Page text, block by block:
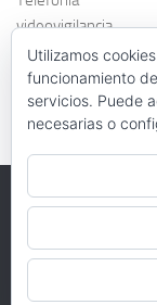
videovigilancia
windows 7
Funciona
Utilizamos
funcionamiento
servicios. Puede
necesarias o